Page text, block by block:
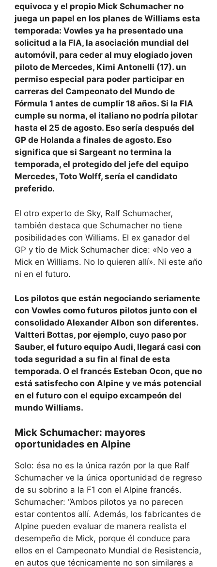
equivoca y el propio Mick Schumacher no
juega un papel en los planes de Williams esta
temporada: Vowles ya ha presentado una
solicitud a la FIA, la asociación mundial del
automóvil, para ceder al muy elogiado joven
piloto de Mercedes, Kimi Antonelli (17). un
permiso especial para poder participar en
carreras del Campeonato del Mundo de
Fórmula 1 antes de cumplir 18 años. Si la FIA
cumple su norma, el italiano no podría pilotar
hasta el 25 de agosto. Eso sería después del
GP de Holanda a finales de agosto. Eso
significa que si Sargeant no termina la
temporada, el protegido del jefe del equipo
Mercedes, Toto Wolff, sería el candidato
preferido.
El otro experto de Sky, Ralf Schumacher,
también destaca que Schumacher no tiene
posibilidades con Williams. El ex ganador del
GP y tío de Mick Schumacher dice: «No veo a
Mick en Williams. No lo quieren allí». Ni este año
ni en el futuro.
Los pilotos que están negociando seriamente
con Vowles como futuros pilotos junto con el
consolidado Alexander Albon son diferentes.
Valtteri Bottas, por ejemplo, cuyo paso por
Sauber, el futuro equipo Audi, llegará casi con
toda seguridad a su fin al final de esta
temporada. O el francés Esteban Ocon, que no
está satisfecho con Alpine y ve más potencial
en el futuro con el equipo excampeón del
mundo Williams.
Mick Schumacher: mayores
oportunidades en Alpine
Solo: ​​ésa no es la única razón por la que Ralf
Schumacher ve la única oportunidad de regreso
de su sobrino a la F1 con el Alpine francés.
Schumacher: “Ambos pilotos ya no parecen
estar contentos allí. Además, los fabricantes de
Alpine pueden evaluar de manera realista el
desempeño de Mick, porque él conduce para
ellos en el Campeonato Mundial de Resistencia,
en autos que técnicamente no son similares a